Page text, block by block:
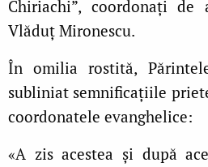
Chiriachi”, coordonați de
Vlăduț Mironescu.
În omilia rostită,
subliniat semnificațiile
coordonatele evanghelice:
«A zis acestea și după